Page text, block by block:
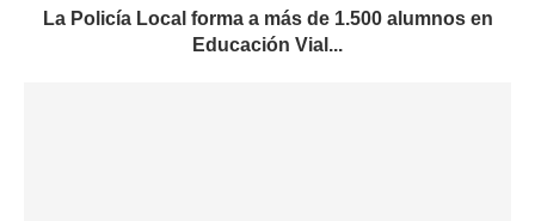
La Policía Local forma a más de 1.500 alumnos en
Educación Vial...